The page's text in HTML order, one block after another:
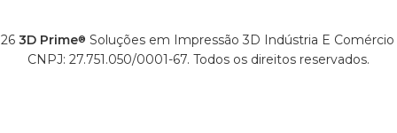
3D Prime® Soluções em Impressão 3D Indústria E
CNPJ: 27.751.050/0001-67. Todos os direitos reservados.